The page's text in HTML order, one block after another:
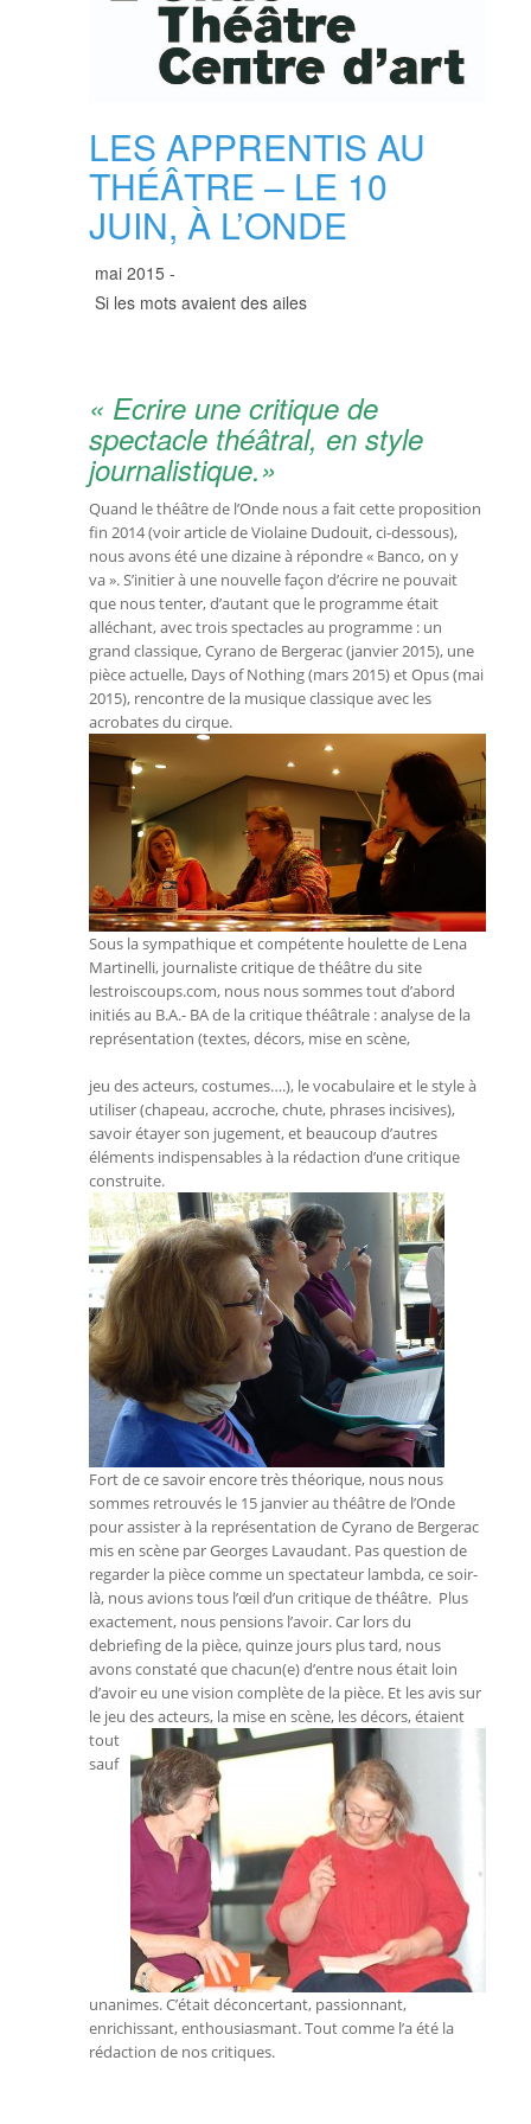
LES APPRENTIS AU
THÉÂTRE – LE 10
JUIN, À L’ONDE
mai 2015 -
Si les mots avaient des ailes
« Ecrire une critique de
spectacle théâtral, en style
journalistique.»
Quand le théâtre de l’Onde nous a fait cette proposition
fin 2014 (voir article de Violaine Dudouit, ci-dessous),
nous avons été une dizaine à répondre « Banco, on y
va ». S’initier à une nouvelle façon d’écrire ne pouvait
que nous tenter, d’autant que le programme était
alléchant, avec trois spectacles au programme : un
grand classique, Cyrano de Bergerac (janvier 2015), une
pièce actuelle, Days of Nothing (mars 2015) et Opus (mai
2015), rencontre de la musique classique avec les
acrobates du cirque.
Sous la sympathique et compétente houlette de Lena
Martinelli, journaliste critique de théâtre du site
lestroiscoups.com, nous nous sommes tout d’abord
initiés au B.A.- BA de la critique théâtrale : analyse de la
représentation (textes, décors, mise en scène,
jeu des acteurs, costumes….), le vocabulaire et le style à
utiliser (chapeau, accroche, chute, phrases incisives),
savoir étayer son jugement, et beaucoup d’autres
éléments indispensables à la rédaction d’une critique
construite.
Fort de ce savoir encore très théorique, nous nous
sommes retrouvés le 15 janvier au théâtre de l’Onde
pour assister à la représentation de Cyrano de Bergerac
mis en scène par Georges Lavaudant. Pas question de
regarder la pièce comme un spectateur lambda, ce soir-
là, nous avions tous l’œil d’un critique de théâtre. Plus
exactement, nous pensions l’avoir. Car lors du
debriefing de la pièce, quinze jours plus tard, nous
avons constaté que chacun(e) d’entre nous était loin
d’avoir eu une vision complète de la pièce. Et les avis sur
le jeu des acteurs, la mise en scène, lesdécors, étaient
tout
sauf
unanimes. C’était déconcertant, passionnant,
enrichissant, enthousiasmant. Tout comme l’a été la
rédaction de nos critiques.